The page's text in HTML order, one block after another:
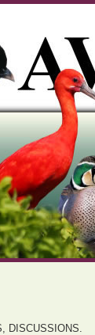
DISCUSSIONS.